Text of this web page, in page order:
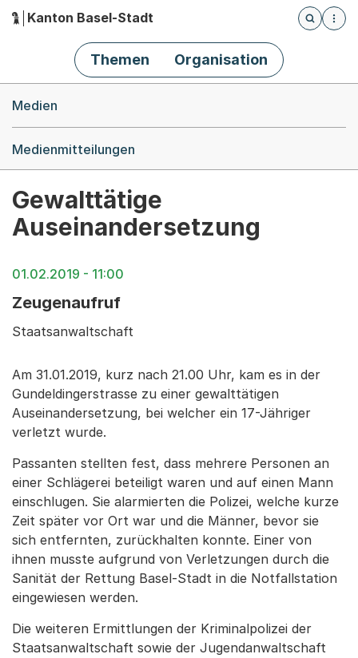
Hauptnavigation
Kanton Basel-Stadt
Öffnet
Themen Organisation
Medien
Medienmitteilungen
Gewalttätige
Auseinandersetzung
01.02.2019 - 11:00
Zeugenaufruf
Staatsanwaltschaft
Am 31.01.2019, kurz nach 21.00 Uhr, kam es in der
Gundeldingerstrasse zu einer gewalttätigen
Auseinandersetzung, bei welcher ein 17-Jähriger
verletzt wurde.
Passanten stellten fest, dass mehrere Personen an
einer Schlägerei beteiligt waren und auf einen Mann
einschlugen. Sie alarmierten die Polizei, welche kurze
Zeit später vor Ort war und die Männer, bevor sie
sich entfernten, zurückhalten konnte. Einer von
ihnen musste aufgrund von Verletzungen durch die
Sanität der Rettung Basel-Stadt in die Notfallstation
eingewiesen werden.
Die weiteren Ermittlungen der Kriminalpolizei der
Staatsanwaltschaft sowie der Jugendanwaltschaft